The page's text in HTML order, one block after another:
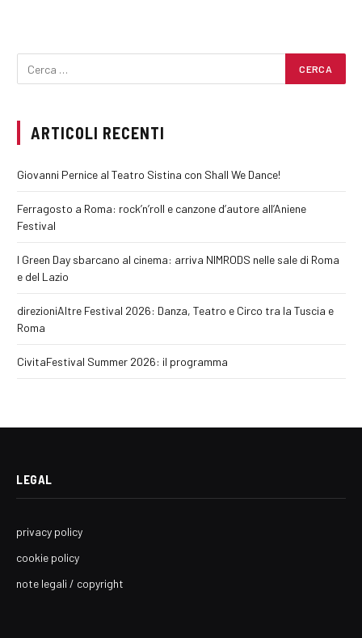
ARTICOLI RECENTI
Giovanni Pernice al Teatro Sistina con Shall We Dance!
Ferragosto a Roma: rock’n’roll e canzone d’autore all’Aniene
Festival
I Green Day sbarcano al cinema: arriva NIMRODS nelle sale di Roma
e del Lazio
direzioniAltre Festival 2026: Danza, Teatro e Circo tra la Tuscia e
Roma
CivitaFestival Summer 2026: il programma
LEGAL
privacy policy
cookie policy
note legali / copyright